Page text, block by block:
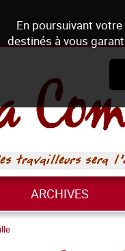
En poursuivant
destinés à vous
ARCHIVES